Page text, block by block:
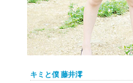
キミと僕 藤井澪